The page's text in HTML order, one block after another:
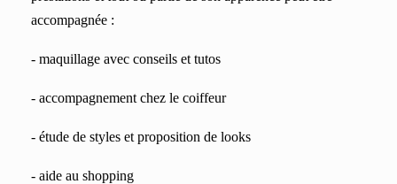
accompagnée :
- maquillage avec conseils et tutos
- accompagnement chez le coiffeur
- étude de styles et proposition de looks
- aide au shopping